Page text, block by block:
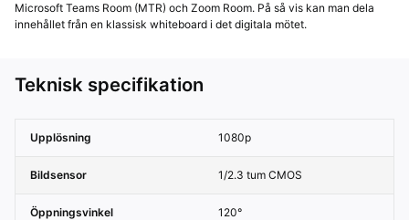
Microsoft Teams Room (MTR) och Zoom Room. På så vis kan man dela
innehållet från en klassisk whiteboard i det digitala mötet.
Teknisk specifikation
Upplösning 1080p
Bildsensor 1/2.3 tum CMOS
Öppningsvinkel 120°